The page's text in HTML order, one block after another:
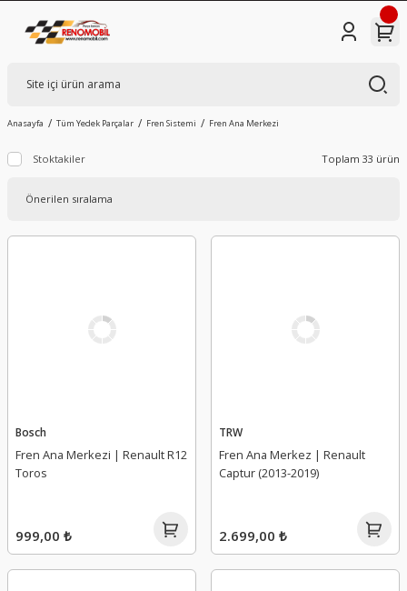
Anasayfa Tüm Yedek Parçalar Fren Sistemi Fren Ana Merkezi
Stoktakiler Toplam 33 ürün
Bosch
Fren Ana Merkezi | Renault R12
Toros
999,00 ₺
TRW
Fren Ana Merkez | Renault
Captur (2013-2019)
2.699,00 ₺